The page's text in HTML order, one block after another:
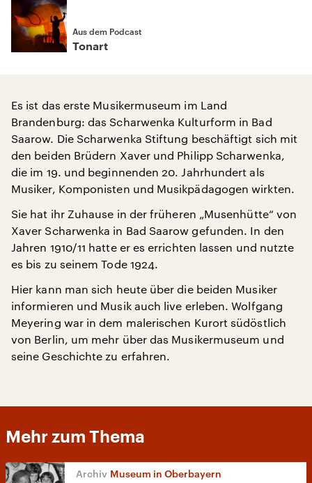
Aus dem Podcast
Tonart
Es ist das erste Musikermuseum im Land
Brandenburg: das Scharwenka Kulturform in Bad
Saarow. Die Scharwenka Stiftung beschäftigt sich mit
den beiden Brüdern Xaver und Philipp Scharwenka,
die im 19. und beginnenden 20. Jahrhundert als
Musiker, Komponisten und Musikpädagogen wirkten.
Sie hat ihr Zuhause in der früheren „Musenhütte“ von
Xaver Scharwenka in Bad Saarow gefunden. In den
Jahren 1910/11 hatte er es errichten lassen und nutzte
es bis zu seinem Tode 1924.
Hier kann man sich heute über die beiden Musiker
informieren und Musik auch live erleben. Wolfgang
Meyering war in dem malerischen Kurort südöstlich
von Berlin, um mehr über das Musikermuseum und
seine Geschichte zu erfahren.
Mehr zum Thema
Museum in Oberbayern